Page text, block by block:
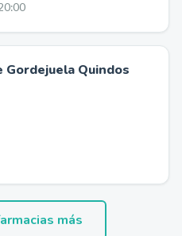
Gordejuela Quindos
más